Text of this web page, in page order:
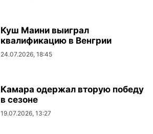
Куш Маини выиграл
квалификацию в Венгрии
24.07.2026, 18:45
Камара одержал вторую победу
в сезоне
19.07.2026, 13:27